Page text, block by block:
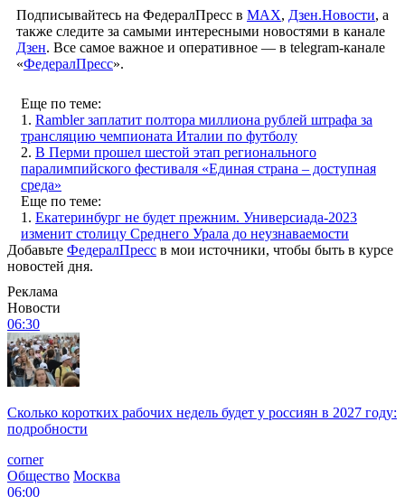
Подписывайтесь на ФедералПресс в МАХ, Дзен.Новости, а
также следите за самыми интересными новостями в канале
Дзен. Все самое важное и оперативное — в telegram-канале
«ФедералПресс».
Еще по теме:
1. Rambler заплатит полтора миллиона рублей штрафа за
трансляцию чемпионата Италии по футболу
2. В Перми прошел шестой этап регионального
паралимпийского фестиваля «Единая страна – доступная
среда»
Еще по теме:
1. Екатеринбург не будет прежним. Универсиада-2023
изменит столицу Среднего Урала до неузнаваемости
Добавьте ФедералПресс в мои источники, чтобы быть в курсе
новостей дня.
Реклама
Новости
06:30
Сколько коротких рабочих недель будет у россиян в 2027 году:
подробности
corner
Общество Москва
06:00